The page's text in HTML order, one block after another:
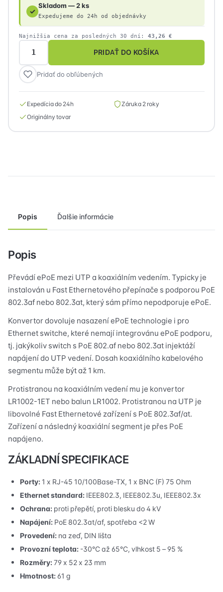
✓
Skladom — 2 ks
Expedujeme do 24h od objednávky
Najnižšia cena za posledných 30 dní: 43,26 €
množstvo
Dahua
LR1002-
1EC-
V3
Aktívna
koaxiálním
kábla,
800m/10Mbps,
RG59
koaxiální
kábel,
PoE
Přijímač.
Napájanie
z
PoE
switche
PoE
injektoru
PRIDAŤ DO KOŠÍKA
Pridať do obľúbených
Expedícia do 24h
Záruka 2 roky
Originálny tovar
Popis Ďalšie informácie
Popis
Převádí ePoE mezi UTP a koaxiálním vedením. Typicky je
instalován u Fast Ethernetového přepínače s podporou PoE
802.3af nebo 802.3at, který sám přímo nepodporuje ePoE.
Konvertor dovoluje nasazení ePoE technologie i pro
Ethernet switche, které nemají integrovánu ePoE podporu,
tj. jakýkoliv switch s PoE 802.af nebo 802.3at injektáží
napájení do UTP vedení. Dosah koaxiálního kabelového
segmentu může být až 1 km.
Protistranou na koaxiálním vedení mu je konvertor
LR1002-1ET nebo balun LR1002. Protistranou na UTP je
libovolné Fast Ethernetové zařízení s PoE 802.3af/at.
Zařízení a následný koaxiální segment je přes PoE
napájeno.
ZÁKLADNÍ SPECIFIKACE
Porty: 1 x RJ-45 10/100Base-TX, 1 x BNC (F) 75 Ohm
Ethernet standard: IEEE802.3, IEEE802.3u, IEEE802.3x
Ochrana: proti přepětí, proti blesku do 4 kV
Napájení: PoE 802.3at/af, spotřeba <2 W
Provedení: na zeď, DIN lišta
Provozní teplota: -30°C až 65°C, vlhkost 5 – 95 %
Rozměry:79 x 52 x 23 mm
Hmotnost: 61 g